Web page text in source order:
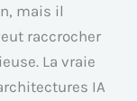
mais il
raccrocher
La vraie
IA